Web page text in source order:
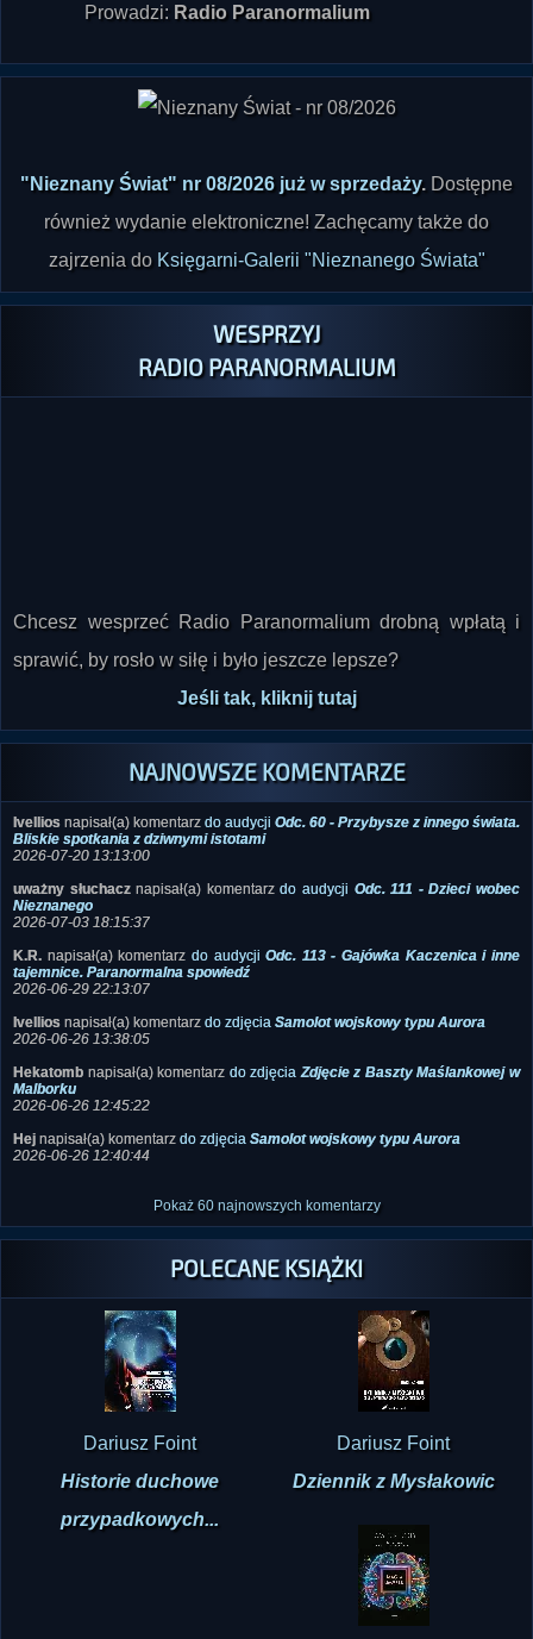
Prowadzi: Radio Paranormalium
"Nieznany Świat" nr 08/2026 już w sprzedaży. Dostępne
również wydanie elektroniczne! Zachęcamy także do
zajrzenia do Księgarni-Galerii "Nieznanego Świata"
WESPRZYJ
RADIO PARANORMALIUM
Chcesz wesprzeć Radio Paranormalium drobną wpłatą i
sprawić, by rosło w siłę i było jeszcze lepsze?
Jeśli tak, kliknij tutaj
NAJNOWSZE KOMENTARZE
Ivellios napisał(a) komentarz do audycji Odc. 60 - Przybysze z innego świata.
Bliskie spotkania z dziwnymi istotami
2026-07-20 13:13:00
uważny słuchacznapisał(a) komentarzdo audycji Odc. 111 - Dzieci wobec
Nieznanego
2026-07-03 18:15:37
K.R. napisał(a) komentarz do audycjiOdc. 113 - Gajówka Kaczenica i inne
tajemnice. Paranormalna spowiedź
2026-06-29 22:13:07
Ivellios napisał(a) komentarz do zdjęcia Samolot wojskowy typu Aurora
2026-06-26 13:38:05
Hekatomb napisał(a) komentarz do zdjęcia Zdjęcie z Baszty Maślankowej w
Malborku
2026-06-26 12:45:22
Hej napisał(a) komentarz do zdjęcia Samolot wojskowy typu Aurora
2026-06-26 12:40:44
Pokaż 60 najnowszych komentarzy
POLECANE KSIĄŻKI
Dariusz Foint
Historie duchowe
przypadkowych...
Dariusz Foint
Dziennik z Mysłakowic